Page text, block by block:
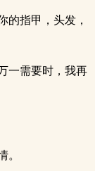
的指甲，头发，
一需要时，我再
。